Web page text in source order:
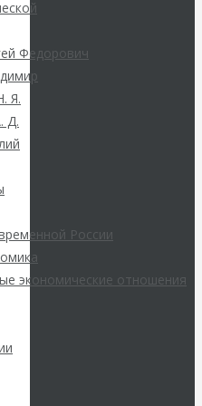
Федорович
Я.
Д.
России
экономические отношения
в